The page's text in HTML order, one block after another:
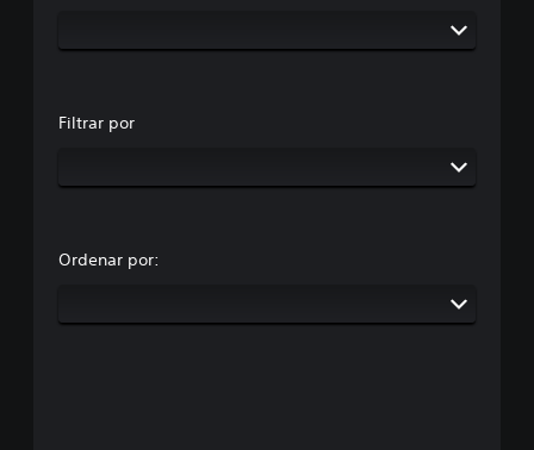
Filtrar por
Ordenar por: